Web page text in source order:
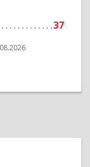
37